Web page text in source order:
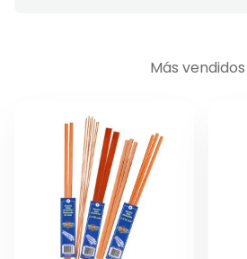
Aseo y Limpieza
Escolar
Oficina